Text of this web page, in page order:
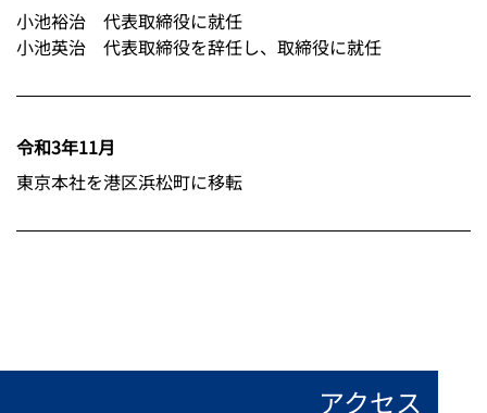
小池裕治 代表取締役に就任
小池英治 代表取締役を辞任し、取締役に就任
令和3年11月
東京本社を港区浜松町に移転
アクセス